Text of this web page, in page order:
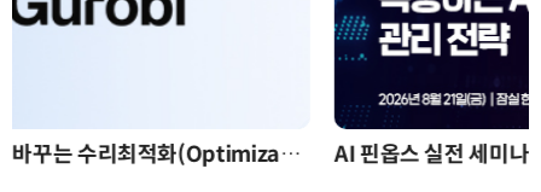
AI 핀옵스 실전 세미나: 폭증하는 AI 토큰 비용 관리 전략